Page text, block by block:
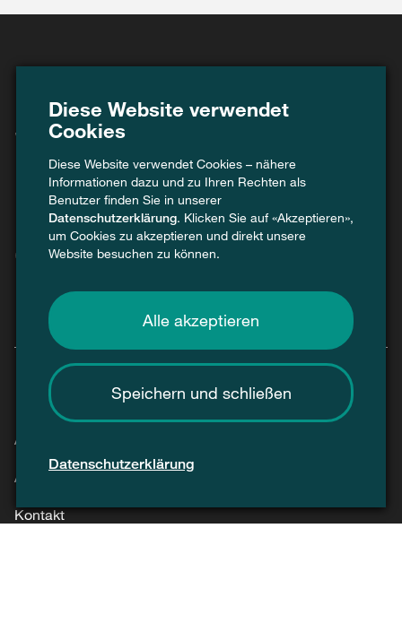
Swiss Recycle –
Recycling stärken,
Kreislauf neu denken.
Agenda
Aktuell
Kontakt
Diese Website verwendet
Cookies
Diese Website verwendet Cookies – nähere
Informationen dazu und zu Ihren Rechten als
Benutzer finden Sie in unserer
Datenschutzerklärung. Klicken Sie auf «Akzeptieren»,
um Cookies zu akzeptieren und direkt unsere
Website besuchen zu können.
Alle akzeptieren
Speichern und schließen
Datenschutzerklärung